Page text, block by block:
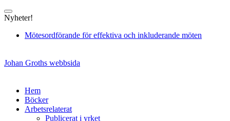
to
Nyheter!
Mötesordförande för effektiva och inkluderande möten
Johan Groths webbsida
Hem
Böcker
Arbetsrelaterat
Publicerat i yrket